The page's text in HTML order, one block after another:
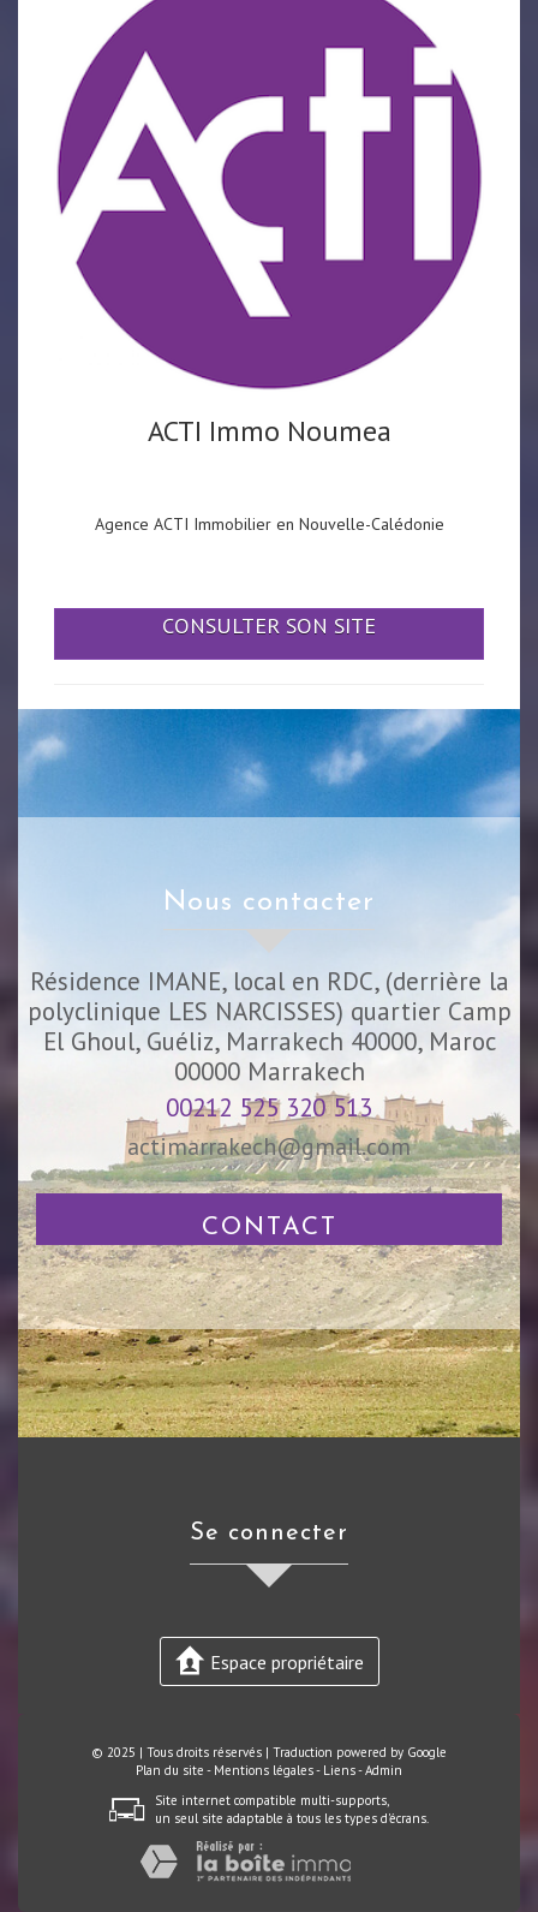
ACTI Immo Noumea
Agence ACTI Immobilier en Nouvelle-Calédonie
CONSULTER SON SITE
nous contacter
Résidence IMANE, local en RDC, (derrière la
polyclinique LES NARCISSES) quartier Camp
El Ghoul, Guéliz, Marrakech 40000, Maroc
00000 Marrakech
00212 525 320 513
actimarrakech@gmail.com
CONTACT
se connecter
Espace propriétaire
© 2025 | Tous droits réservés | Traduction powered by Google
Plan du site - Mentions légales- Liens-Admin
Site internet compatible multi-supports,
un seul site adaptable à tous les types d'écrans.